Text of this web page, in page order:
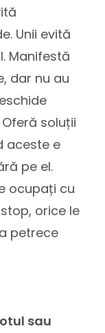
Unii evită
Manifestă
dar nu au
soluții
aceste e
pe el.
ocupați cu
orice le
petrece
sau